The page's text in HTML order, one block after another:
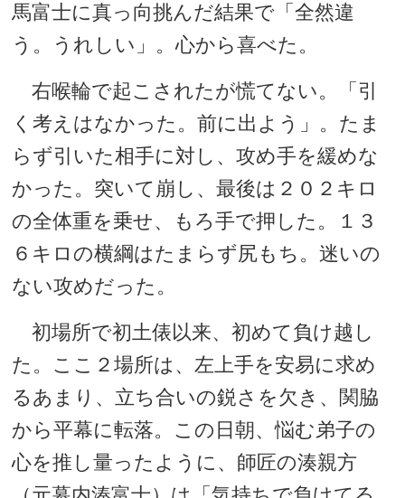
馬富士に真っ向挑んだ結果で「全然違
う。うれしい」。心から喜べた。
右喉輪で起こされたが慌てない。「引
く考えはなかった。前に出よう」。たま
らず引いた相手に対し、攻め手を緩めな
かった。突いて崩し、最後は２０２キロ
の全体重を乗せ、もろ手で押した。１３
６キロの横綱はたまらず尻もち。迷いの
ない攻めだった。
初場所で初土俵以来、初めて負け越し
た。ここ２場所は、左上手を安易に求め
るあまり、立ち合いの鋭さを欠き、関脇
から平幕に転落。この日朝、悩む弟子の
心を推し量ったように、師匠の湊親方